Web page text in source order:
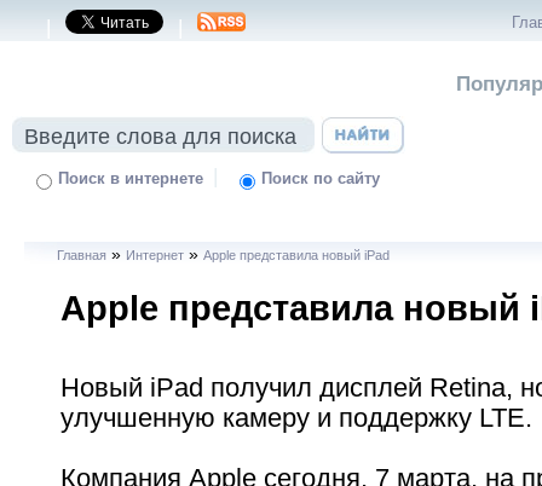
| |
Поиск в интернете | Поиск по сайту
Главная » Интернет» Apple представила новый iPad
Apple представила новый
Новый iPad получил дисплей Retina,
улучшенную камеру и поддержку LTE.
Компания Apple сегодня, 7 марта, на